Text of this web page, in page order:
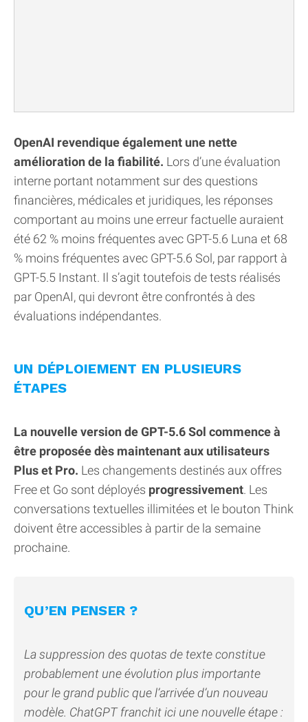
OpenAI revendique également une nette
amélioration de la fiabilité. Lors d’une évaluation
interne portant notamment sur des questions
financières, médicales et juridiques, les réponses
comportant au moins une erreur factuelle auraient
été 62 % moins fréquentes avec GPT-5.6 Luna et 68
% moins fréquentes avec GPT-5.6 Sol, par rapport à
GPT-5.5 Instant. Il s’agit toutefois de tests réalisés
par OpenAI, qui devront être confrontés à des
évaluations indépendantes.
UN DÉPLOIEMENT EN PLUSIEURS
ÉTAPES
La nouvelle version de GPT-5.6 Sol commence à
être proposée dès maintenant aux utilisateurs
Plus et Pro. Les changements destinés aux offres
Free et Go sont déployés progressivement. Les
conversations textuelles illimitées et le bouton Think
doivent être accessibles à partir de la semaine
prochaine.
QU’EN PENSER ?
La suppression des quotas de texte constitue
probablement une évolution plus importante
pour le grand public que l’arrivée d’un nouveau
modèle. ChatGPT franchit ici une nouvelle étape :